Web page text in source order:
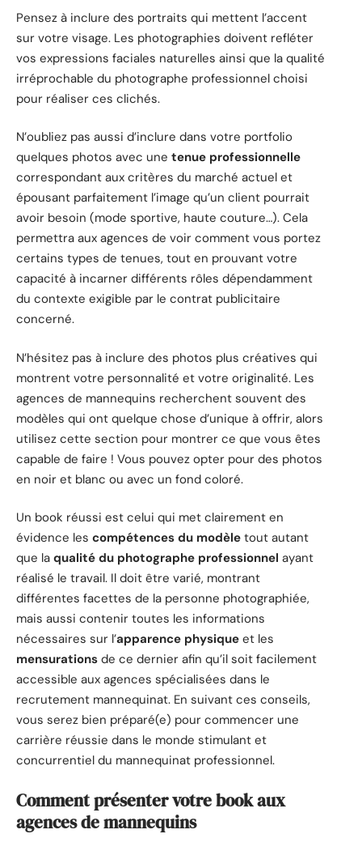
Pensez à inclure des portraits qui mettent l’accent
sur votre visage. Les photographies doivent refléter
vos expressions faciales naturelles ainsi que la qualité
irréprochable du photographe professionnel choisi
pour réaliser ces clichés.
N’oubliez pas aussi d’inclure dans votre portfolio
quelques photos avec une tenue professionnelle
correspondant aux critères du marché actuel et
épousant parfaitement l’image qu’un client pourrait
avoir besoin (mode sportive, haute couture…). Cela
permettra aux agences de voir comment vous portez
certains types de tenues, tout en prouvant votre
capacité à incarner différents rôles dépendamment
du contexte exigible par le contrat publicitaire
concerné.
N’hésitez pas à inclure des photos plus créatives qui
montrent votre personnalité et votre originalité. Les
agences de mannequins recherchent souvent des
modèles qui ont quelque chose d’unique à offrir, alors
utilisez cette section pour montrer ce que vous êtes
capable de faire ! Vous pouvez opter pour des photos
en noir et blanc ou avec un fond coloré.
Un book réussi est celui qui met clairement en
évidence les compétences du modèle tout autant
que la qualité du photographe professionnel ayant
réalisé le travail. Il doit être varié, montrant
différentes facettes de la personne photographiée,
mais aussi contenir toutes les informations
nécessaires sur l’apparence physique et les
mensurations de ce dernier afin qu’il soit facilement
accessible aux agences spécialisées dans le
recrutement mannequinat. En suivant ces conseils,
vous serez bien préparé(e) pour commencer une
carrière réussie dans le monde stimulant et
concurrentiel du mannequinat professionnel.
Comment présenter votre book aux
agences de mannequins